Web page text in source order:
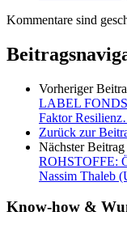
Kommentare sind
Vorheriger
LABEL
Faktor
Zurück zur
Nächster Beitrag
ROHSTOFFE:
Nassim Thaleb
Know-how &